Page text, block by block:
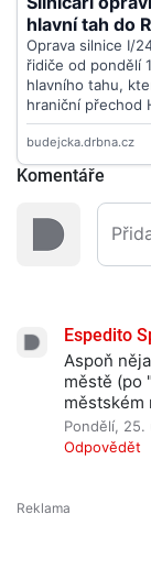
Komentáře
Espedito
Aspoň
městě (po
městském
Pondělí, 25.
Odpovědět